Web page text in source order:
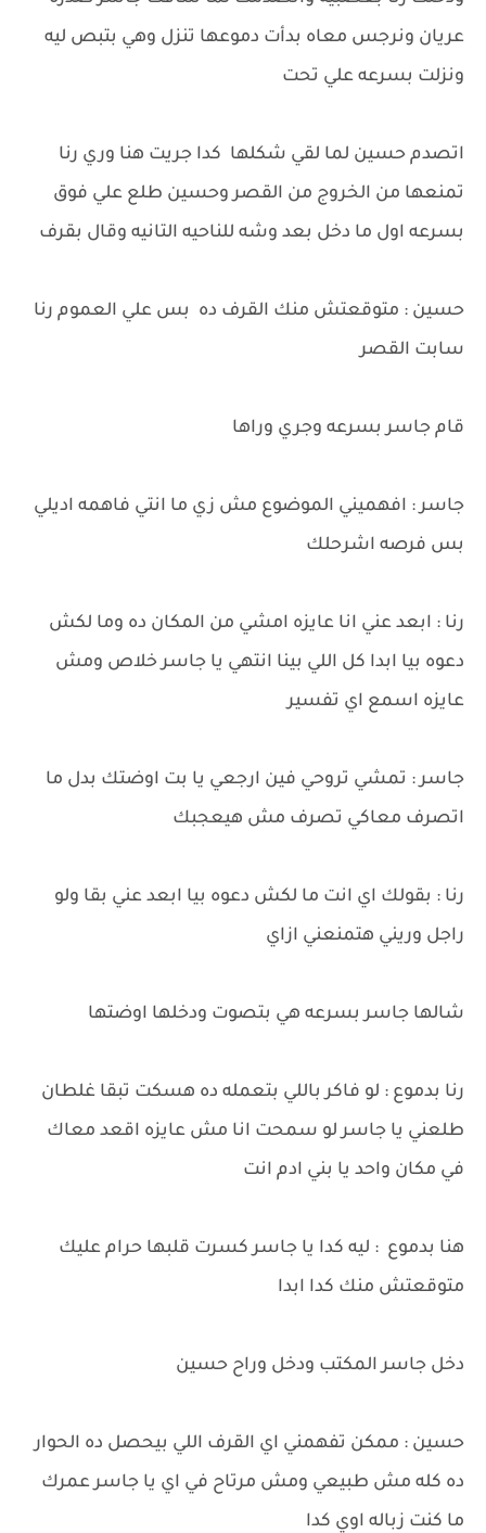
عريان ونرجس معاه بدأت دموعها تنزل وهي بتبص ليه
ونزلت بسرعه علي تحت
اتصدم حسين لما لقي شكلها كدا جريت هنا وري رنا
تمنعها من الخروج من القصر وحسين طلع علي فوق
بسرعه اول ما دخل بعد وشه للناحيه التانيه وقال بقرف
حسين : متوقعتش منك القرف ده بس علي العموم رنا
سابت القصر
قام جاسر بسرعه وجري وراها
جاسر : افهميني الموضوع مش زي ما انتي فاهمه اديلي
بس فرصه اشرحلك
رنا : ابعد عني انا عايزه امشي من المكان ده وما لكش
دعوه بيا ابدا كل اللي بينا انتهي يا جاسر خلاص ومش
عايزه اسمع اي تفسير
جاسر : تمشي تروحي فين ارجعي يا بت اوضتك بدل ما
اتصرف معاكي تصرف مش هيعجبك
رنا : بقولك اي انت ما لكش دعوه بيا ابعد عني بقا ولو
راجل وريني هتمنعني ازاي
شالها جاسر بسرعه هي بتصوت ودخلها اوضتها
رنا بدموع : لو فاكر باللي بتعمله ده هسكت تبقا غلطان
طلعني يا جاسر لو سمحت انا مش عايزه اقعد معاك
في مكان واحد يا بني ادم انت
هنا بدموع : ليه كدا يا جاسر كسرت قلبها حرام عليك
متوقعتش منك كدا ابدا
دخل جاسر المكتب ودخل وراح حسين
حسين : ممكن تفهمني اي القرف اللي بيحصل ده الحوار
ده كله مش طبيعي ومش مرتاح في اي يا جاسر عمرك
ما كنت زباله اوي كدا